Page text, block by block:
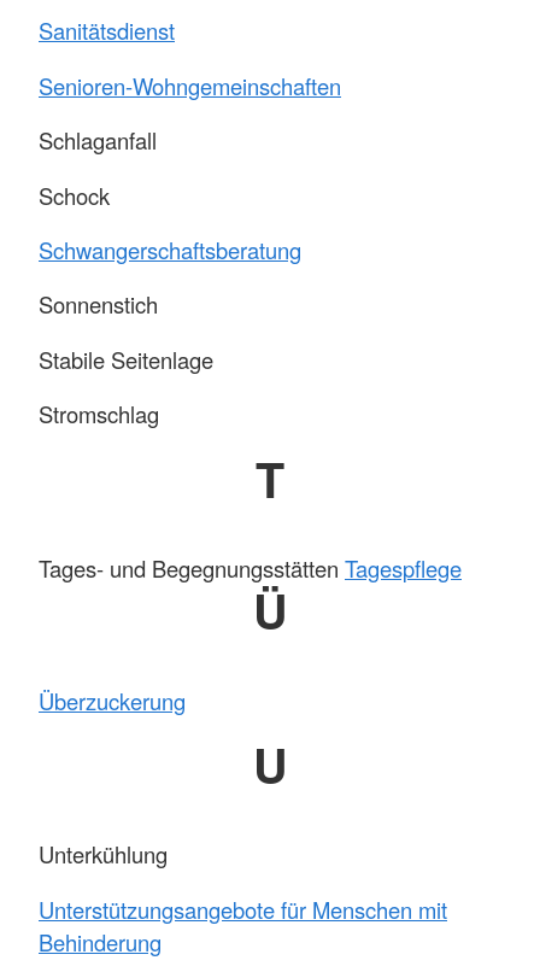
Sanitätsdienst
Senioren-Wohngemeinschaften
Schlaganfall
Schock
Schwangerschaftsberatung
Sonnenstich
Stabile Seitenlage
Stromschlag
T
Tages- und Begegnungsstätten Tagespflege
Ü
Überzuckerung
U
Unterkühlung
Unterstützungsangebote für Menschen mit
Behinderung